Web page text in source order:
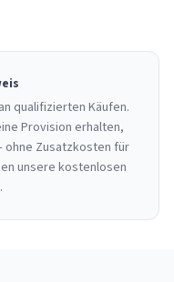
qualifizierten Käufen.
Provision erhalten,
ohne Zusatzkosten für
unsere kostenlosen